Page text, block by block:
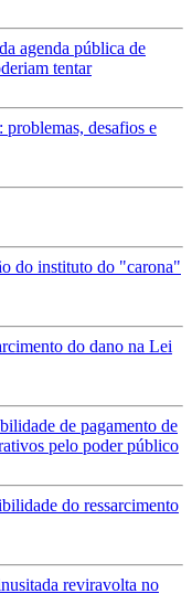
agenda pública de
tentar
desafios e
do instituto do "carona"
do dano na Lei
de pagamento de
pelo poder público
do ressarcimento
reviravolta no